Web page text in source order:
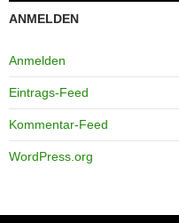
ANMELDEN
Anmelden
Eintrags-Feed
Kommentar-Feed
WordPress.org